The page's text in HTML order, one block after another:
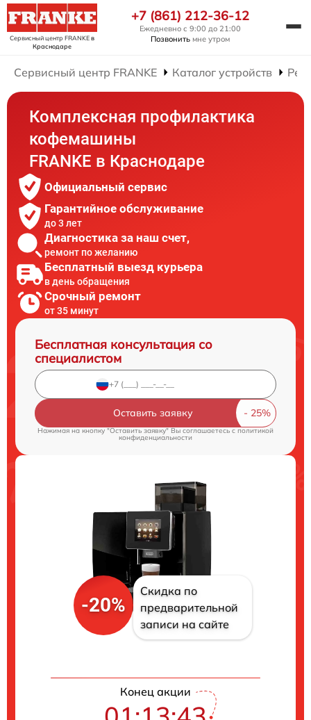
Сервисный центр FRANKEв
Краснодаре
+7 (861) 212-36-12
Ежедневно с 9:00 до 21:00
Позвонить мне утром
Сервисный центр FRANKE Каталог устройств
Комплексная профилактика
кофемашины
FRANKE в Краснодаре
Официальный сервис
Гарантийное обслуживание
до 3 лет
Диагностика за наш счет,
ремонт по желанию
Бесплатный выезд курьера
в день обращения
Срочный ремонт
от 35 минут
Бесплатная консультация со
специалистом
Оставить заявку
Нажимая на кнопку "Оставить заявку" Вы соглашаетесь cполитикой
конфиденциальности
-20%
Скидка по
предварительной
записи на сайте
Конец акции